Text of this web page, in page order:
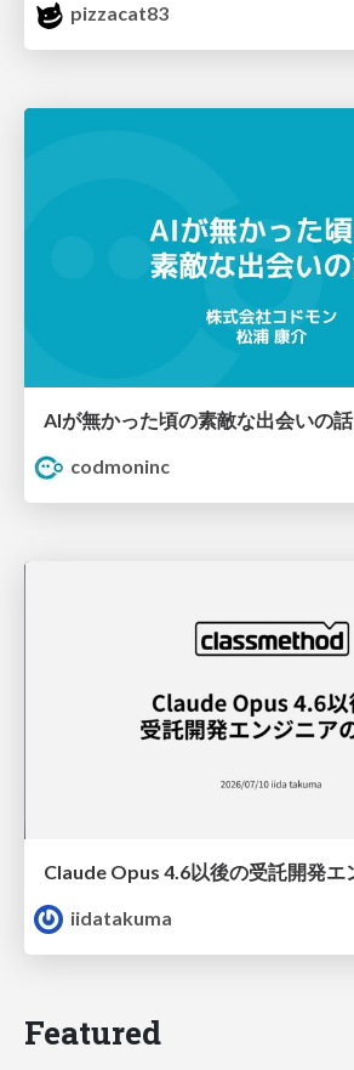
pizzacat83
AIが無かった頃の素敵な出会いの話
codmoninc
iidatakuma
Featured